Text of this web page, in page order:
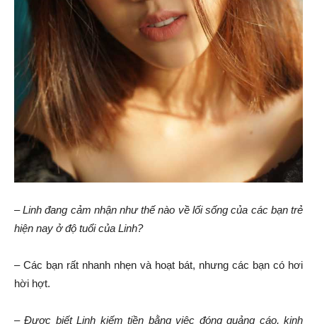
–Linh đang cảm nhận như thế nào về lối sống của các bạn trẻ
hiện nay ở độ tuổi của Linh?
– Các bạn rất nhanh nhẹn và hoạt bát, nhưng các bạn có hơi
hời hợt.
–Được biết Linh kiếm tiền bằng việc đóng quảng cáo, kinh